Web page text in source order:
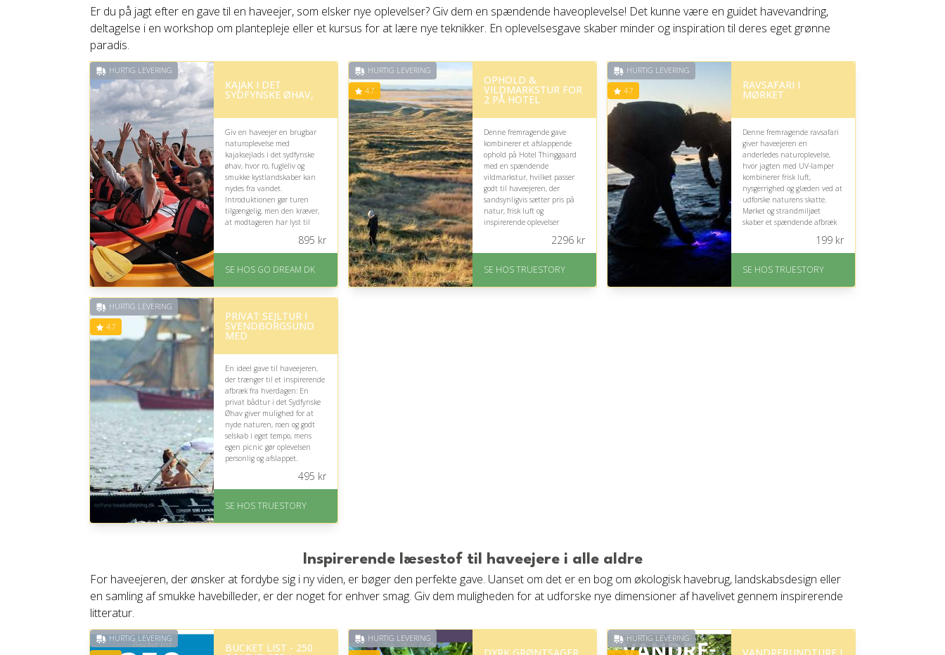
Er du på jagt efter en gave til en haveejer, som elsker nye oplevelser? Giv dem en spændende haveoplevelse! Det kunne være en guidet havevandring,
deltagelse i en workshop om plantepleje eller et kursus for at lære nye teknikker. En oplevelsesgave skaber minder og inspiration til deres eget grønne
paradis.
HURTIG LEVERING
KAJAK I DET
SYDFYNSKE ØHAV,
Giv en haveejer en brugbar
naturoplevelse med
kajaksejlads i det sydfynske
øhav, hvor ro, fugleliv og
smukke kystlandskaber kan
nydes fra vandet.
Introduktionen gør turen
tilgængelig, men den kræver,
at modtageren har lyst til
På lager
895 kr
SE HOS GO DREAM DK
HURTIG LEVERING
4.7
OPHOLD &
VILDMARKSTUR FOR
2 PÅ HOTEL
Denne fremragende gave
kombinerer et afslappende
ophold på Hotel Thinggaard
med en spændende
vildmarkstur, hvilket passer
godt til haveejeren, der
sandsynligvis sætter pris på
natur, frisk luft og
inspirerende oplevelser
kræver lyst til mere vild natur
end haven.
Levering: 1-2 dages
2296kr
SE HOS TRUESTORY
HURTIG LEVERING
4.7 RAVSAFARI I
MØRKET
Denne fremragende ravsafari
giver haveejeren en
anderledes naturoplevelse,
hvor jagten med UV-lamper
kombinerer frisk luft,
nysgerrighed og glæden ved at
udforske naturens skatte.
Mørket og strandmiljøet
skaber et spændende afbræk
kræver lyst til kulde og sene
timer.
Levering: 1-2 dages
199kr
SE HOS TRUESTORY
HURTIG LEVERING
4.7
PRIVAT SEJLTUR I
SVENDBORGSUND
MED
En ideel gave til haveejeren,
der trænger til et inspirerende
afbræk fra hverdagen: En
privat bådtur i det Sydfynske
Øhav giver mulighed for at
nyde naturen, roen og godt
selskab i eget tempo, mens
egen picnic gør oplevelsen
personlig og afslappet.
levering. Eller lav digitalt
495 kr
SE HOS TRUESTORY
Inspirerende læsestof til haveejere i alle aldre
For haveejeren, der ønsker at fordybe sig i ny viden, er bøger den perfekte gave. Uanset om det er en bog om økologisk havebrug, landskabsdesign eller
en samling af smukke havebilleder, er der noget for enhver smag. Giv dem muligheden for at udforske nye dimensioner af havelivet gennem inspirerende
litteratur.
HURTIG LEVERING
BUCKET LIST - 250
HURTIG LEVERING HURTIG LEVERING